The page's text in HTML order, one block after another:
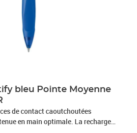
bleu Pointe Moyenne
de contact caoutchoutées
en main optimale. La recharge